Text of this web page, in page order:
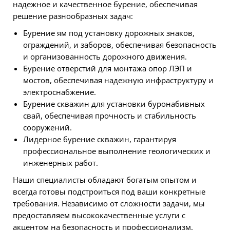
надежное и качественное бурение, обеспечивая
решение разнообразных задач:
Бурение ям под установку дорожных знаков,
ограждений, и заборов, обеспечивая безопасность
и организованность дорожного движения.
Бурение отверстий для монтажа опор ЛЭП и
мостов, обеспечивая надежную инфраструктуру и
электроснабжение.
Бурение скважин для установки буронабивных
свай, обеспечивая прочность и стабильность
сооружений.
Лидерное бурение скважин, гарантируя
профессиональное выполнение геологических и
инженерных работ.
Наши специалисты обладают богатым опытом и
всегда готовы подстроиться под ваши конкретные
требования. Независимо от сложности задачи, мы
предоставляем высококачественные услуги с
акцентом на безопасность и профессионализм.